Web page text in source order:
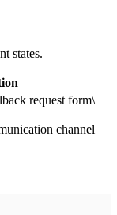
states.
request form\
channel